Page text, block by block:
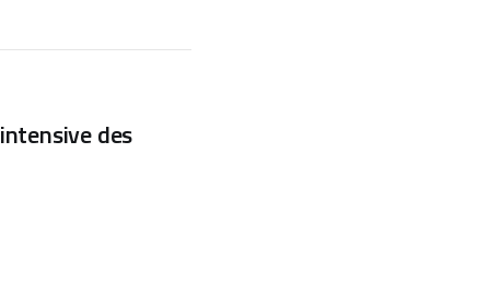
des